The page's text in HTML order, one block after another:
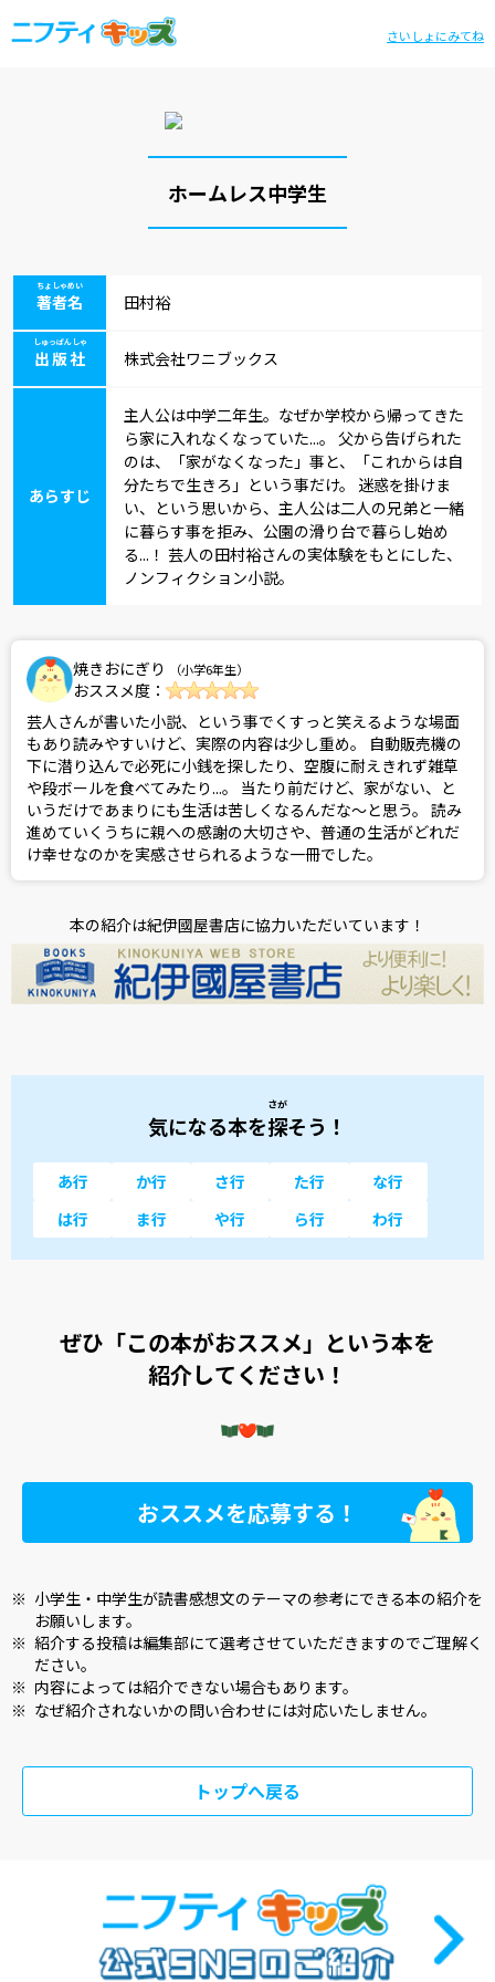
さいしょにみてね
ホームレス中学生
著者名
ちょしゃめい
田村裕
出版社
しゅっぱんしゃ
株式会社ワニブックス
あらすじ
主人公は中学二年生。なぜか学校から帰ってきた
ら家に入れなくなっていた...。 父から告げられた
のは、「家がなくなった」事と、「これからは自
分たちで生きろ」という事だけ。 迷惑を掛けま
い、という思いから、主人公は二人の兄弟と一緒
に暮らす事を拒み、公園の滑り台で暮らし始め
る...！ 芸人の田村裕さんの実体験をもとにした、
ノンフィクション小説。
焼きおにぎり （小学6年生）
おススメ度：
芸人さんが書いた小説、という事でくすっと笑えるような場面
もあり読みやすいけど、実際の内容は少し重め。 自動販売機の
下に潜り込んで必死に小銭を探したり、空腹に耐えきれず雑草
や段ボールを食べてみたり...。 当たり前だけど、家がない、と
いうだけであまりにも生活は苦しくなるんだな〜と思う。 読み
進めていくうちに親への感謝の大切さや、普通の生活がどれだ
け幸せなのかを実感させられるような一冊でした。
本の紹介は紀伊國屋書店に協力いただいています！
気になる本を探
さが
そう！
あ行 か行 さ行 た行
な行
は行
ま行 や行 ら行 わ行
ぜひ「この本がおススメ」という本を
紹介してください！
おススメを応募する！
※ 小学生・中学生が読書感想文のテーマの参考にできる本の紹介を
お願いします。
※ 紹介する投稿は編集部にて選考させていただきますのでご理解く
ださい。
※ 内容によっては紹介できない場合もあります。
※ なぜ紹介されないかの問い合わせには対応いたしません。
トップへ戻る